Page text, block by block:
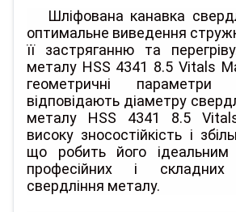
Шліфована канавка
оптимальне виведення
її застряганню та
металу HSS 4341 8.5 Vitals
геометричні параметри
відповідають діаметру
металу HSS 4341 8.5
високу зносостійкість і
що робить його
професійних і
свердління металу.